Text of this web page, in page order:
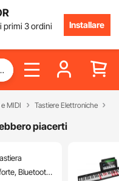
primi 3 ordini
Installare
MIDI Tastiere Elettroniche
piacerti
Bluetooth